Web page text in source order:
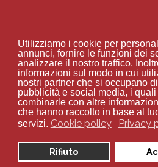
Utilizziamo i cookie per
annunci, fornire le funzioni dei
analizzare il nostro traffico.
informazioni sul modo in cui
nostri partner che si occupano
pubblicità e social media, i
combinarle con altre
che hanno raccolto in base al
servizi. Cookie policy Privacy
Rifiuto
Sei qui:Home Catalogo
Stradale